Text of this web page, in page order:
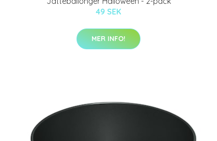
49 SEK
MER INFO!